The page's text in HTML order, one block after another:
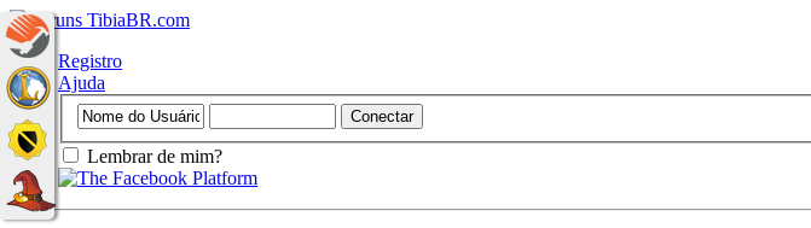
Registro
Ajuda
Lembrar de mim?